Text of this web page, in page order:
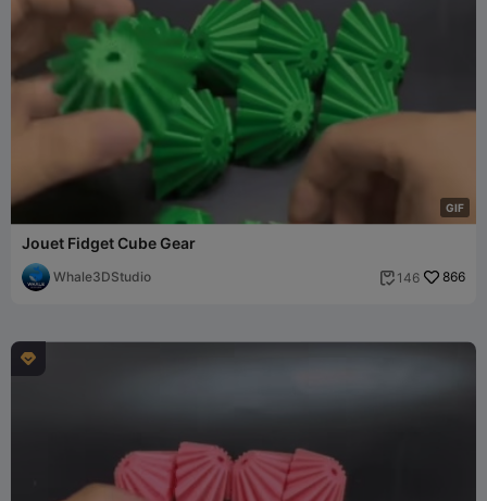
GIF
Jouet Fidget Cube Gear
Whale3DStudio  146 866
